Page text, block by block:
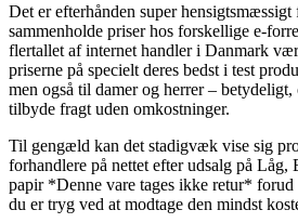
Det er efterhånden super
sammenholde priser hos forskellige e-
flertallet af internet handler i Danmark
priserne på specielt deres bedst i test
men også til damer og herrer – betydeligt,
tilbyde fragt uden omkostninger.
Til gengæld kan det stadigvæk vise sig
forhandlere på nettet efter udsalg på
papir *Denne vare tages ikke retur* forud
du er tryg ved at modtage den mindst